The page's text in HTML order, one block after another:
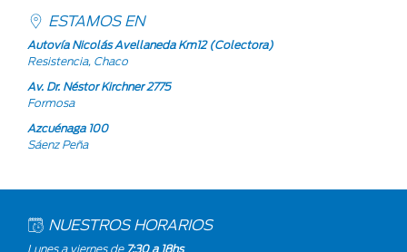
ESTAMOS EN
Autovía Nicolás Avellaneda Km12 (Colectora)
Resistencia, Chaco
Av. Dr. Néstor Kirchner 2775
Formosa
Azcuénaga 100
Sáenz Peña
NUESTROS HORARIOS
Lunes a viernes de 7:30 a 18hs